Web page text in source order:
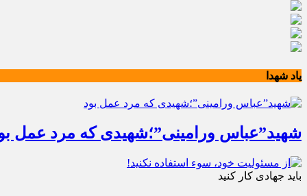
یاد شهدا
شهید”عباس ورامینی”؛شهیدی که مرد عمل
باید جهادی کار کنید